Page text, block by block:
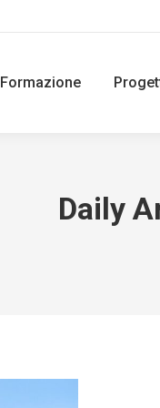
Formazione
Daily